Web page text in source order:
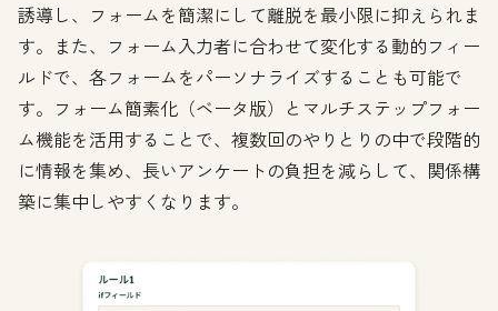
誘導し、フォームを簡潔にして離脱を最小限に抑えられま
す。また、フォーム入力者に合わせて変化する動的フィー
ルドで、各フォームをパーソナライズすることも可能で
す。フォーム簡素化（ベータ版）とマルチステップフォー
ム機能を活用することで、複数回のやりとりの中で段階的
に情報を集め、長いアンケートの負担を減らして、関係構
築に集中しやすくなります。